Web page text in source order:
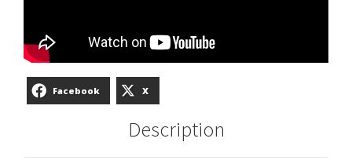
Facebook X
Description